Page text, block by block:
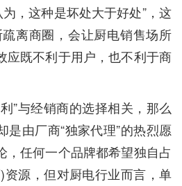
，这种是坏处大于好处”，这
离商圈，会让厨电销售场所
应既不利于用户，也不利于商
”与经销商的选择相关，那么
是由厂商“独家代理”的热烈愿
，任何一个品牌都希望独自占
源，但对厨电行业而言，单